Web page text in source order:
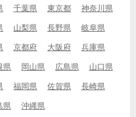
千葉県 東京都 神奈川県
山梨県 長野県 岐阜県
京都府 大阪府 兵庫県
県 岡山県 広島県 山口県
福岡県 佐賀県 長崎県
県 沖縄県